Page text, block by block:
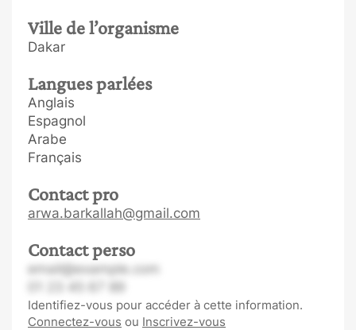
Ville de l’organisme
Dakar
Langues parlées
Anglais
Espagnol
Arabe
Français
Contact pro
arwa.barkallah@gmail.com
Contact perso
email@example.com
Identifiez-vous pour accéder à cette information.
Connectez-vous ou Inscrivez-vous